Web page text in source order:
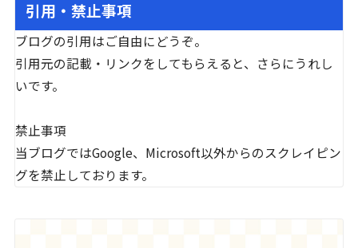
引用・禁止事項
ブログの引用はご自由にどうぞ。
引用元の記載・リンクをしてもらえると、さらにうれし
いです。
禁止事項
当ブログではGoogle、Microsoft以外からのスクレイピン
グを禁止しております。